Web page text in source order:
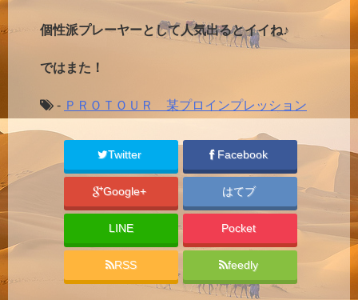
個性派プレーヤーとして人気出るとイイね♪
ではまた！
- ＰＲＯＴＯＵＲ 某プロインプレッション
Twitter Facebook
Google+ はてブ
LINE Pocket
RSS feedly